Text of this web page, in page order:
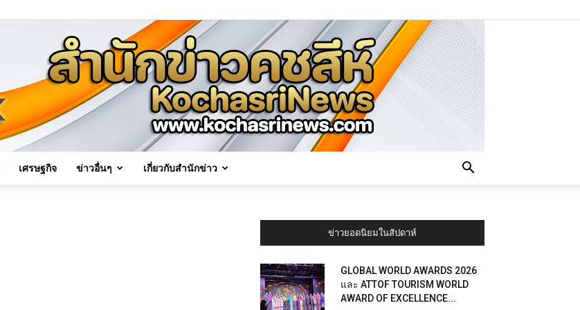
เศรษฐกิจ ข่าวอื่นๆ เกี่ยวกับสำนักข่าว
ข่าวยอดนิยมในสัปดาห์
GLOBAL WORLD AWARDS 2026
และ ATTOF TOURISM WORLD
AWARD OF EXCELLENCE...